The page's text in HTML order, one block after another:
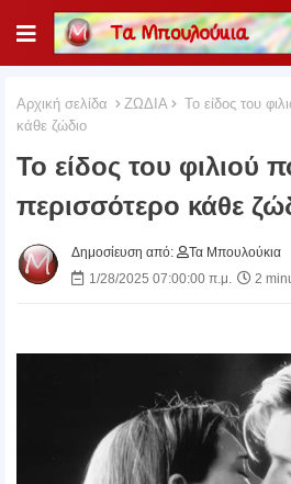
Αρχική σελίδα ΖΩΔΙΑ
To είδος του
κάθε ζώδιο
To είδος του φιλιού
περισσότερο κάθε
Δημοσίευση από:
Τα Μπουλούκια
1/28/2025 07:00:00 π.μ.
2